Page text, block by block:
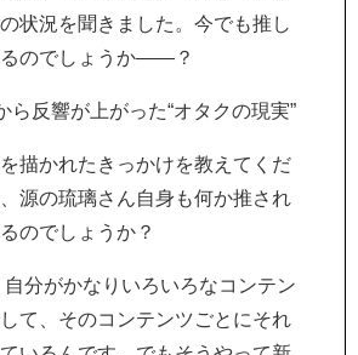
状況を聞きました。今でも推し
のでしょうか――？
ら反響が上がった“オタクの現実”
かれたきっかけを教えてくだ
源の琉璃さん自身も何か推され
のでしょうか？
分がかなりいろいろなコンテン
て、そのコンテンツごとにそれ